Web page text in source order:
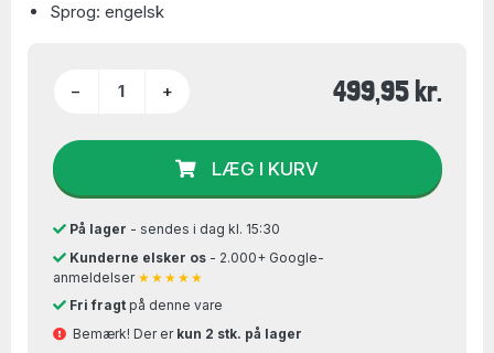
Sprog: engelsk
− + 499,95 kr.
LÆG I KURV
På lager - sendes i dag kl. 15:30
Kunderne elsker os- 2.000+ Google-
anmeldelser ★★★★★
Fri fragtpå denne vare
Bemærk! Der er kun 2 stk. på lager